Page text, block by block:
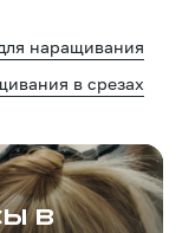
наращивания
в срезах
в